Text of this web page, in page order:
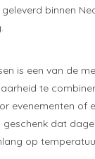
binnen
is een van de
te
evenementen of
dat
op